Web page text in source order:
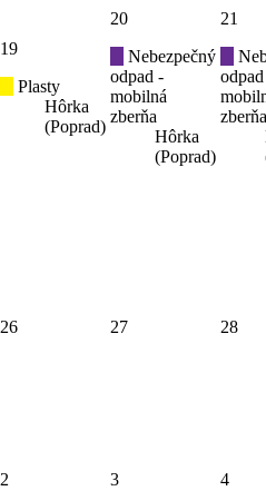
19
Plasty
Hôrka
(Poprad)
20
Nebezpečný
odpad -
mobilná
zberňa
Hôrka
(Poprad)
21
zberňa
26 27 28
2 3
4